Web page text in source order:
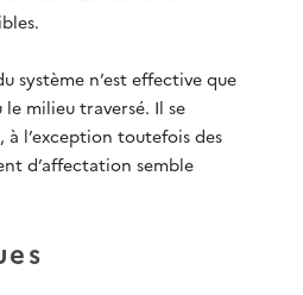
système n’est effective que
milieu traversé. Il se
l’exception toutefois des
d’affectation semble